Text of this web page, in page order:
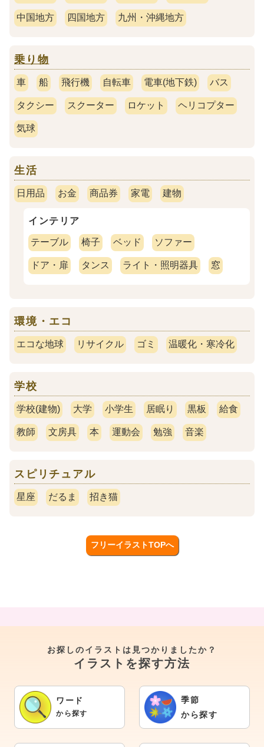
中国地方 四国地方 九州・沖縄地方
乗り物
車 船 飛行機 自転車 電車(地下鉄) バス
タクシー スクーター ロケット ヘリコプター
気球
生活
日用品 お金 商品券 家電 建物
インテリア
テーブル 椅子 ベッド ソファー
ドア・扉 タンス ライト・照明器具 窓
環境・エコ
エコな地球 リサイクル ゴミ 温暖化・寒冷化
学校
学校(建物) 大学 小学生 居眠り 黒板 給食
教師 文房具 本 運動会 勉強 音楽
スピリチュアル
星座 だるま 招き猫
フリーイラストTOPへ
お探しのイラストは見つかりましたか？
イラストを探す方法
ワード
から探す
季節
から探す